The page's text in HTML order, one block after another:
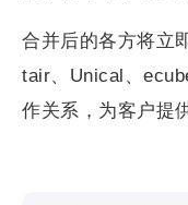
合并后的各方将立
tair、Unical、
作关系，为客户提